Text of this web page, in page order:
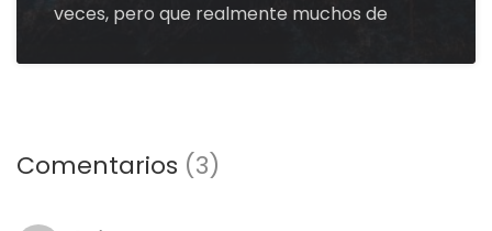
veces, pero que realmente muchos de
Comentarios (3)